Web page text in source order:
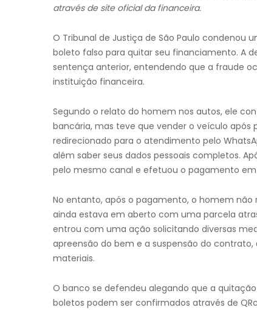
através de site oficial da financeira.
O Tribunal de Justiça de São Paulo
boleto falso para quitar seu financiamento. A
sentença anterior, entendendo que a fraude
instituição financeira.
Segundo o relato do homem nos autos, ele
bancária, mas teve que vender o veículo após
redirecionado para o atendimento pelo
além saber seus dados pessoais completos.
pelo mesmo canal e efetuou o pagamento
No entanto, após o pagamento, o homem
ainda estava em aberto com uma parcela
entrou com uma ação solicitando diversas
apreensão do bem e a suspensão do
materiais.
O banco se defendeu alegando que a
boletos podem ser confirmados através de